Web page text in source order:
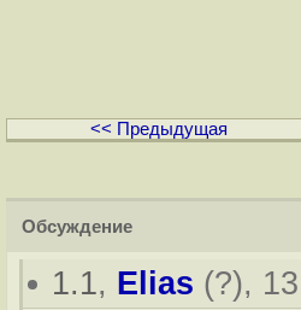
<< Предыдущая
Обсуждение
1.1, Elias (?),